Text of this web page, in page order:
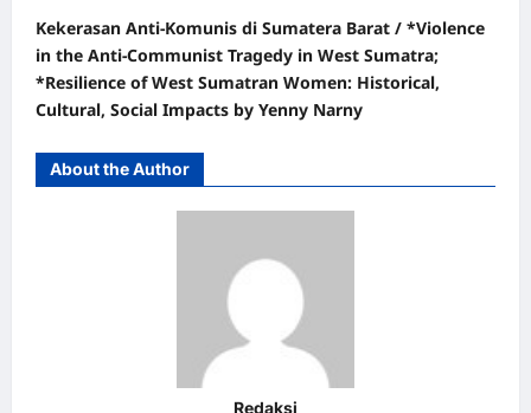
Kekerasan Anti-Komunis di Sumatera Barat / *Violence
in the Anti-Communist Tragedy in West Sumatra;
*Resilience of West Sumatran Women: Historical,
Cultural, Social Impacts by Yenny Narny
About the Author
Redaksi